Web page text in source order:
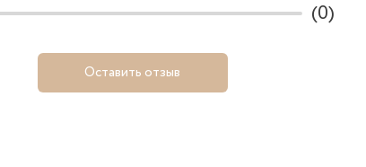
(0)
Оставить отзыв